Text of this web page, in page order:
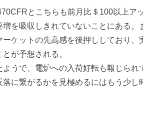
とこちらも前月比＄100以上ア
を吸収しきれていないことにある。
ケットの先高感を後押ししており、
が予想される。
うで、電炉への入荷好転も報じられ
に繋がるかを見極めるにはもう少し